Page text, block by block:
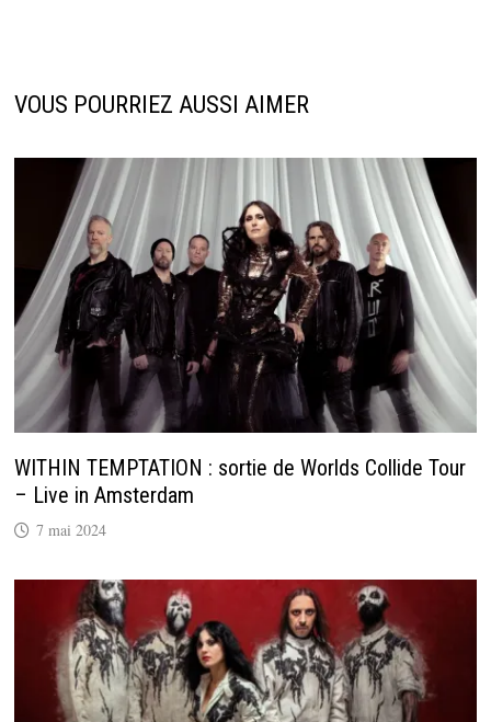
VOUS POURRIEZ AUSSI AIMER
WITHIN TEMPTATION : sortie de Worlds Collide Tour
– Live in Amsterdam
7 mai 2024